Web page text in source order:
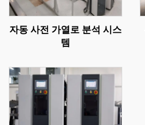
자동 사전 가열로 분석 시스
템